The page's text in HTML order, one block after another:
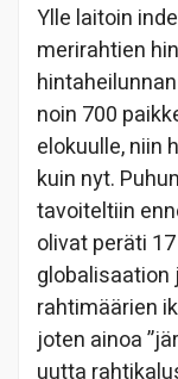
Ylle laitoin
merirahtien
noin 700
elokuulle, niin
kuin nyt.
tavoiteltiin
olivat peräti
rahtimäärien
joten ainoa
uutta